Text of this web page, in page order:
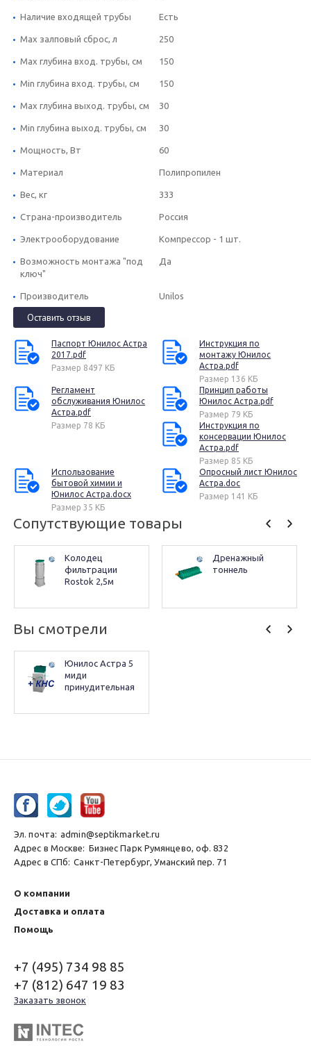
Наличие входящей трубы Есть
Max залповый сброс, л 250
Max глубина вход. трубы, см 150
Min глубина вход. трубы, см 150
Max глубина выход. трубы, см 30
Min глубина выход. трубы, см 30
Мощность, Вт 60
Материал Полипропилен
Вес, кг 333
Страна-производитель Россия
Электрооборудование Компрессор - 1 шт.
Возможность монтажа "под
ключ"
Да
Производитель Unilos
Оставить отзыв
Паспорт Юнилос Астра
2017.pdf
Размер 8497 КБ
Инструкция по
монтажу Юнилос
Астра.pdf
Размер 136 КБ
Регламент
обслуживания Юнилос
Астра.pdf
Размер 78 КБ
Принцип работы
Юнилос Астра.pdf
Размер 79 КБ
Инструкция по
консервации Юнилос
Астра.pdf
Размер 85 КБ
Использование
бытовой химии и
Юнилос Астра.docx
Размер 35 КБ
Опросный лист Юнилос
Астра.doc
Размер 141 КБ
Сопутствующие товары
Колодец
фильтрации
Rostok 2,5м
Дренажный
тоннель
Вы смотрели
Юнилос Астра 5
миди
принудительная
Эл. почта: admin@septikmarket.ru
Адрес в Москве: Бизнес Парк Румянцево, оф. 832
Адрес в СПб: Санкт-Петербург, Уманский пер. 71
О компании
Доставка и оплата
Помощь
+7 (495) 734 98 85
+7 (812) 647 19 83
Заказать звонок